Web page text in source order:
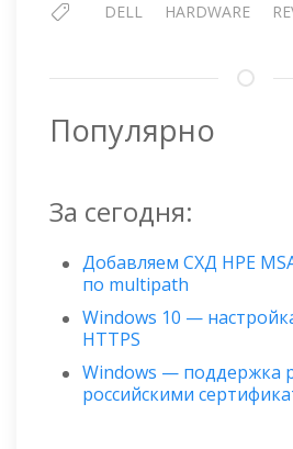
DELL HARDWARE
Популярно
За сегодня:
Добавляем СХД HPE
по multipath
Windows 10 —
HTTPS
Windows — поддержка
российскими